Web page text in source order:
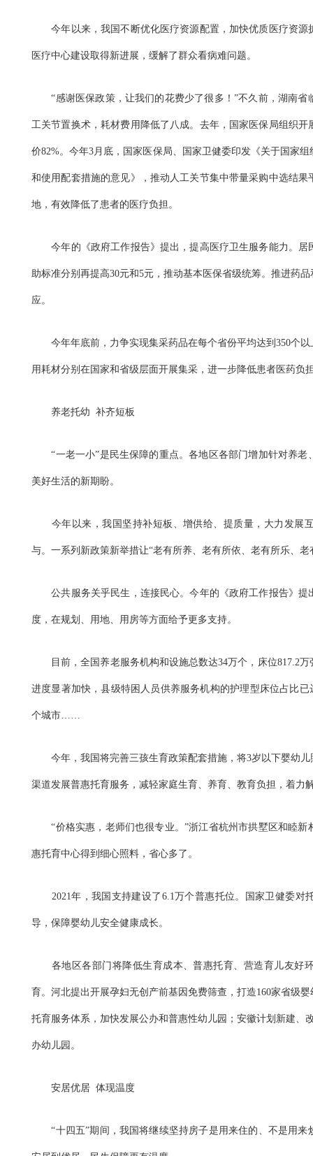
今年以来，我国不断优化医疗资源配置，加快优质医疗资源
医疗中心建设取得新进展，缓解了群众看病难问题。
“感谢医保政策，让我们的花费少了很多！”不久前，湖南省
工关节置换术，耗材费用降低了八成。去年，国家医保局组织
价82%。今年3月底，国家医保局、国家卫健委印发《关于国家
和使用配套措施的意见》，推动人工关节集中带量采购中选结
地，有效降低了患者的医疗负担。
今年的《政府工作报告》提出，提高医疗卫生服务能力。居
助标准分别再提高30元和5元，推动基本医保省级统筹。推进药
应。
今年年底前，力争实现集采药品在每个省份平均达到350个以
用耗材分别在国家和省级层面开展集采，进一步降低患者医药负
养老托幼 补齐短板
“一老一小”是民生保障的重点。各地区各部门增加针对养老
美好生活的新期盼。
今年以来，我国坚持补短板、增供给、提质量，大力发展
与。一系列新政策新举措让“老有所养、老有所依、老有所乐、老
公共服务关乎民生，连接民心。今年的《政府工作报告》提
度，在规划、用地、用房等方面给予更多支持。
目前，全国养老服务机构和设施总数达34万个，床位817.2万
进度显著加快，县级特困人员供养服务机构的护理型床位占比
个城市……
今年，我国将完善三孩生育政策配套措施，将3岁以下婴幼儿
渠道发展普惠托育服务，减轻家庭生育、养育、教育负担，着力
“价格实惠，老师们也很专业。”浙江省杭州市拱墅区和睦新
惠托育中心得到细心照料，省心多了。
2021年，我国支持建设了6.1万个普惠托位。国家卫健委对
导，保障婴幼儿安全健康成长。
各地区各部门将降低生育成本、普惠托育、营造育儿友好
育。河北提出开展孕妇无创产前基因免费筛查，打造160家省级
托育服务体系，加快发展公办和普惠性幼儿园；安徽计划新建、
办幼儿园。
安居优居 体现温度
“十四五”期间，我国将继续坚持房子是用来住的、不是用来